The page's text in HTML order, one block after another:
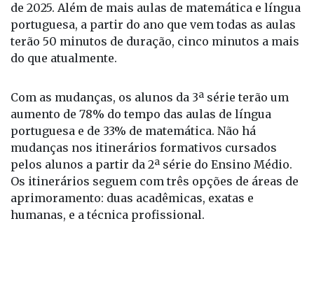
de 2025. Além de mais aulas de matemática e língua
portuguesa, a partir do ano que vem todas as aulas
terão 50 minutos de duração, cinco minutos a mais
do que atualmente.
Com as mudanças, os alunos da 3ª série terão um
aumento de 78% do tempo das aulas de língua
portuguesa e de 33% de matemática. Não há
mudanças nos itinerários formativos cursados
pelos alunos a partir da 2ª série do Ensino Médio.
Os itinerários seguem com três opções de áreas de
aprimoramento: duas acadêmicas, exatas e
humanas, e a técnica profissional.